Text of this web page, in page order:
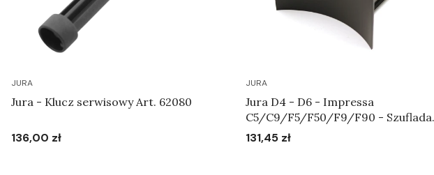
JURA
Jura - Klucz serwisowy Art. 62080
Cena
136,00 zł
JURA
Jura D4 - D6 - Impressa
C5/C9/F5/F50/F9/F90 - Szuflada
pojemnika na fusy Art.61833
Cena
131,45 zł